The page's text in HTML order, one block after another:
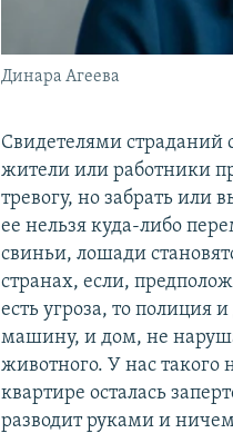
Динара Агеева
Свидетелями страданий
жители или работники
тревогу, но забрать или
ее нельзя куда-либо
свиньи, лошади
странах, если,
есть угроза, то
машину, и дом, не
животного. У нас такого
квартире осталась
разводит руками и